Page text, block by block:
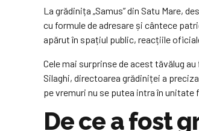
La grădinița „Samus” din Satu Mare,
cu formule de adresare și cântece
apărut în spațiul public, reacțiile
Cele mai surprinse de acest tăvălug
Silaghi, directoarea grădiniței a
pe vremuri nu se putea intra în
De ce a fost